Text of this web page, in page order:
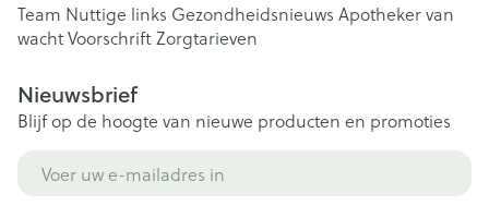
Team Nuttige links Gezondheidsnieuws Apotheker van
wachtVoorschriftZorgtarieven
Nieuwsbrief
Blijf op de hoogte van nieuwe producten en promoties